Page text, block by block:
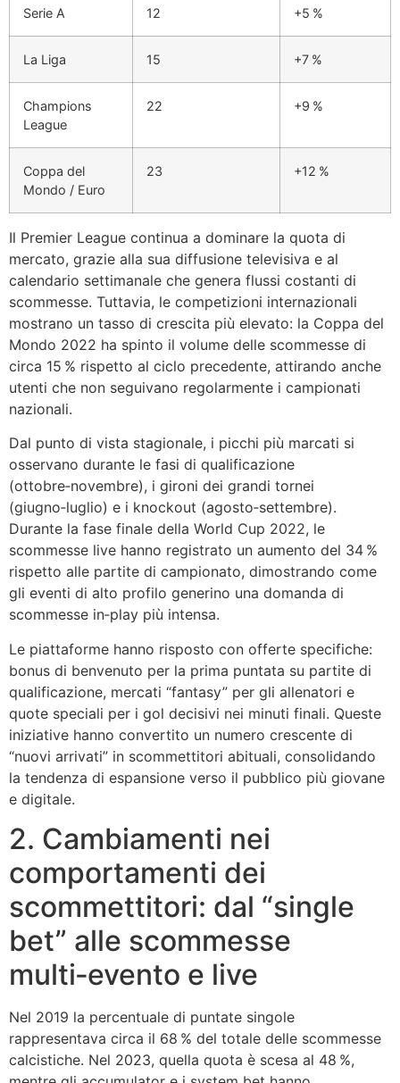
Serie A 12 +5 %
La Liga 15 +7 %
Champions
League
22 +9 %
Coppa del
Mondo / Euro
23 +12 %
Il Premier League continua a dominare la quota di
mercato, grazie alla sua diffusione televisiva e al
calendario settimanale che genera flussi costanti di
scommesse. Tuttavia, le competizioni internazionali
mostrano un tasso di crescita più elevato: la Coppa del
Mondo 2022 ha spinto il volume delle scommesse di
circa 15 % rispetto al ciclo precedente, attirando anche
utenti che non seguivano regolarmente i campionati
nazionali.
Dal punto di vista stagionale, i picchi più marcati si
osservano durante le fasi di qualificazione
(ottobre‑novembre), i gironi dei grandi tornei
(giugno‑luglio) e i knockout (agosto‑settembre).
Durante la fase finale della World Cup 2022, le
scommesse live hanno registrato un aumento del 34 %
rispetto alle partite di campionato, dimostrando come
gli eventi di alto profilo generino una domanda di
scommesse in‑play più intensa.
Le piattaforme hanno risposto con offerte specifiche:
bonus di benvenuto per la prima puntata su partite di
qualificazione, mercati “fantasy” per gli allenatori e
quote speciali per i gol decisivi nei minuti finali. Queste
iniziative hanno convertito un numero crescente di
“nuovi arrivati” in scommettitori abituali, consolidando
la tendenza di espansione verso il pubblico più giovane
e digitale.
2. Cambiamenti nei
comportamenti dei
scommettitori: dal “single
bet” alle scommesse
multi‑evento e live
Nel 2019 la percentuale di puntate singole
rappresentava circa il 68 % del totale delle scommesse
calcistiche. Nel 2023, quella quota è scesa al 48 %,